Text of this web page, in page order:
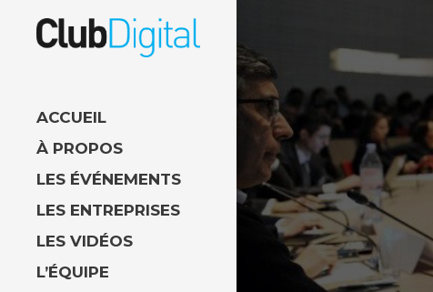
ACCUEIL
À PROPOS
LES ÉVÉNEMENTS
LES ENTREPRISES
LES VIDÉOS
L’ÉQUIPE